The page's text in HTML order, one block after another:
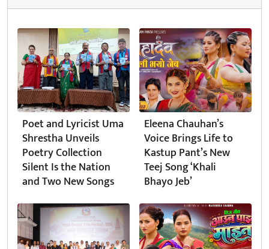
Poet and Lyricist Uma
Shrestha Unveils
Poetry Collection
Silent Is the Nation
and Two New Songs
Eleena Chauhan’s
Voice Brings Life to
Kastup Pant’s New
Teej Song ‘Khali
Bhayo Jeb’